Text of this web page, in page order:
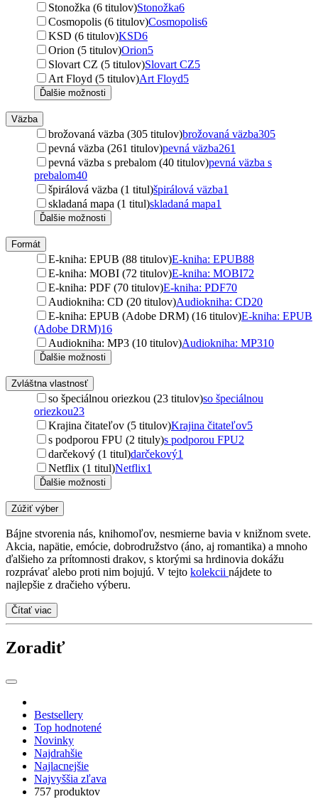
Stonožka (6 titulov)Stonožka6
Cosmopolis (6 titulov)Cosmopolis6
KSD (6 titulov)KSD6
Orion (5 titulov)Orion5
Slovart CZ (5 titulov)Slovart CZ5
Art Floyd (5 titulov)Art Floyd5
Ďalšie možnosti
Väzba
brožovaná väzba (305 titulov)brožovaná väzba305
pevná väzba (261 titulov)pevná väzba261
pevná väzba s prebalom (40 titulov)pevná väzba s
prebalom40
špirálová väzba (1 titul)špirálová väzba1
skladaná mapa (1 titul)skladaná mapa1
Ďalšie možnosti
Formát
E-kniha: EPUB (88 titulov)E-kniha: EPUB88
E-kniha: MOBI (72 titulov)E-kniha: MOBI72
E-kniha: PDF (70 titulov)E-kniha: PDF70
Audiokniha: CD (20 titulov)Audiokniha: CD20
E-kniha: EPUB (Adobe DRM) (16 titulov)E-kniha: EPUB
(Adobe DRM)16
Audiokniha: MP3 (10 titulov)Audiokniha: MP310
Ďalšie možnosti
Zvláštna vlastnosť
so špeciálnou oriezkou (23 titulov)so špeciálnou
oriezkou23
Krajina čitateľov (5 titulov)Krajina čitateľov5
s podporou FPU (2 tituly)s podporou FPU2
darčekový (1 titul)darčekový1
Netflix (1 titul)Netflix1
Ďalšie možnosti
Zúžiť výber
Bájne stvorenia nás, knihomoľov, nesmierne bavia v knižnom svete.
Akcia, napätie, emócie, dobrodružstvo (áno, aj romantika) a mnoho
ďalšieho za prítomnosti drakov, s ktorými sa hrdinovia dokážu
rozprávať alebo proti nim bojujú. V tejto kolekcii nájdete to
najlepšie z dračieho výberu.
Čítať viac
Zoradiť
Bestsellery
Top hodnotené
Novinky
Najdrahšie
Najlacnejšie
Najvyššia zľava
757 produktov